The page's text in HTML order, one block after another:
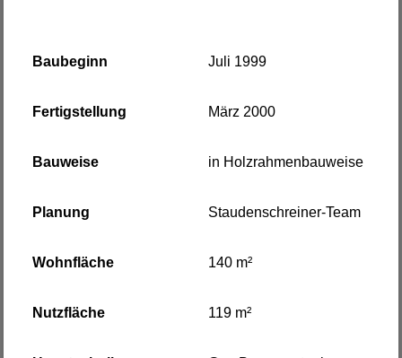
Baubeginn Juli 1999
Fertigstellung März 2000
Bauweise in Holzrahmenbauweise
Planung Staudenschreiner-Team
Wohnfläche 140 m²
Nutzfläche 119 m²